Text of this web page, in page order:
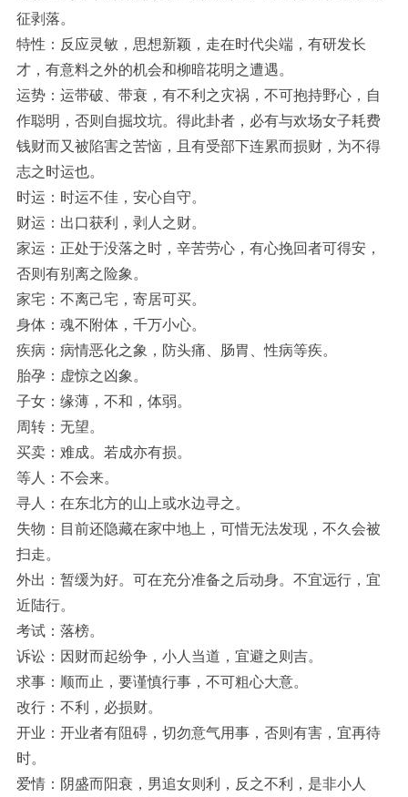
征剥落。
特性：反应灵敏，思想新颖，走在时代尖端，有研发长
才，有意料之外的机会和柳暗花明之遭遇。
运势：运带破、带衰，有不利之灾祸，不可抱持野心，自
作聪明，否则自掘坟坑。得此卦者，必有与欢场女子耗费
钱财而又被陷害之苦恼，且有受部下连累而损财，为不得
志之时运也。
时运：时运不佳，安心自守。
财运：出口获利，剥人之财。
家运：正处于没落之时，辛苦劳心，有心挽回者可得安，
否则有别离之险象。
家宅：不离己宅，寄居可买。
身体：魂不附体，千万小心。
疾病：病情恶化之象，防头痛、肠胃、性病等疾。
胎孕：虚惊之凶象。
子女：缘薄，不和，体弱。
周转：无望。
买卖：难成。若成亦有损。
等人：不会来。
寻人：在东北方的山上或水边寻之。
失物：目前还隐藏在家中地上，可惜无法发现，不久会被
扫走。
外出：暂缓为好。可在充分准备之后动身。不宜远行，宜
近陆行。
考试：落榜。
诉讼：因财而起纷争，小人当道，宜避之则吉。
求事：顺而止，要谨慎行事，不可粗心大意。
改行：不利，必损财。
开业：开业者有阻碍，切勿意气用事，否则有害，宜再待
时。
爱情：阴盛而阳衰，男追女则利，反之不利，是非小人